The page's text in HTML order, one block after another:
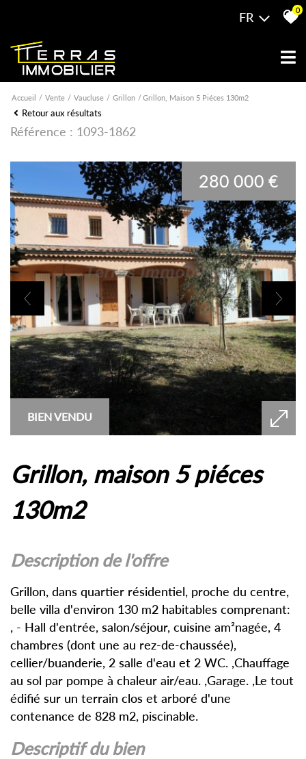
FR 0
Accueil Vente Vaucluse Grillon Grillon, Maison 5 Piéces 130m2
Retour aux résultats
Référence : 1093-1862
BIEN VENDU
280 000 €
grillon, maison 5 piéces
130m2
description de l'offre
Grillon, dans quartier résidentiel, proche du centre,
belle villa d'environ 130 m2 habitables comprenant:
, - Hall d'entrée, salon/séjour, cuisine am²nagée, 4
chambres (dont une au rez-de-chaussée),
cellier/buanderie, 2 salle d'eau et 2 WC. ,Chauffage
au sol par pompe à chaleur air/eau. ,Garage. ,Le tout
édifié sur un terrain clos et arboré d'une
contenance de 828 m2, piscinable.
descriptif du bien